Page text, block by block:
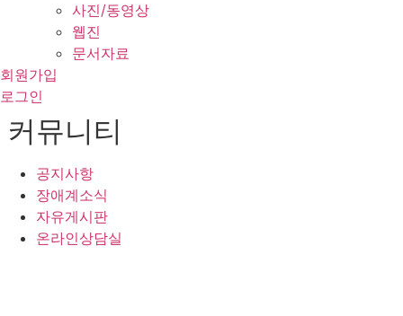
사진/동영상
웹진
문서자료
회원가입
로그인
커뮤니티
공지사항
장애계소식
자유게시판
온라인상담실